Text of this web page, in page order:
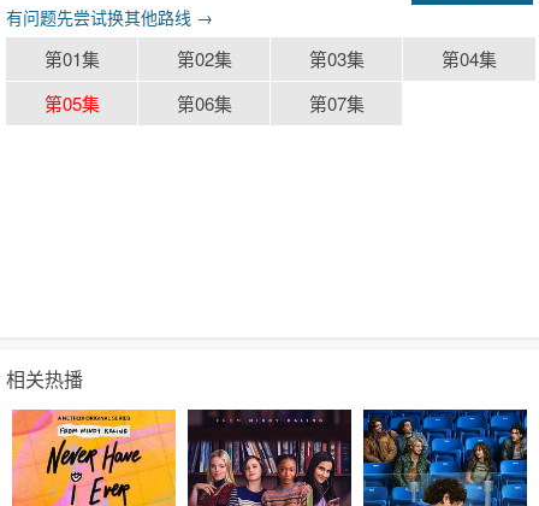
有问题先尝试换其他路线 →
第01集 第02集 第03集
第04集
第05集
第06集 第07集
相关热播